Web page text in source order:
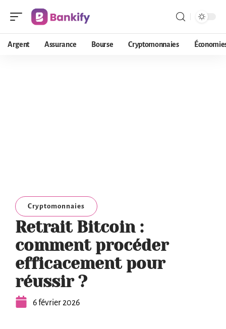
Argent Assurance Bourse Cryptomonnaies
Cryptomonnaies
Retrait Bitcoin :
comment procéder
efficacement pour
réussir ?
6 février 2026